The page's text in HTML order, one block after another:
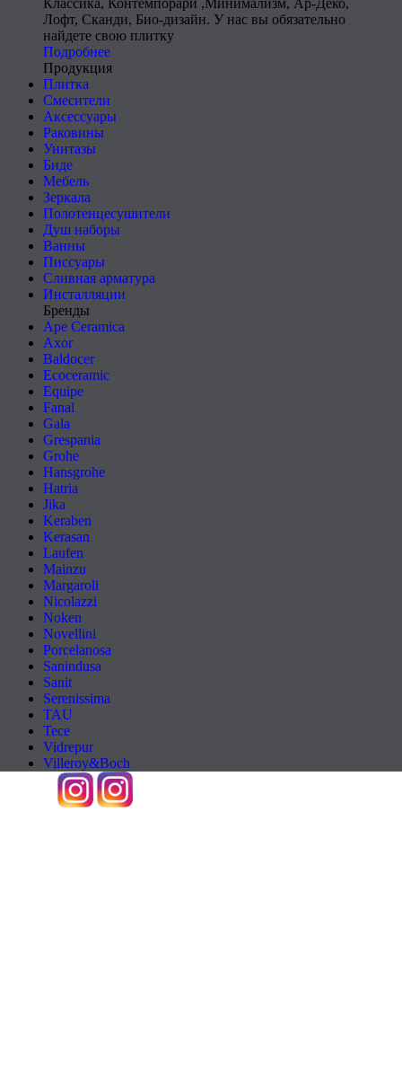
Классика, Контемпорари ,Минимализм, Ар-Деко,
Лофт, Сканди, Био-дизайн. У нас вы обязательно
найдете свою плитку
Подробнее
Продукция
Плитка
Смесители
Аксессуары
Раковины
Унитазы
Биде
Мебель
Зеркала
Полотенцесушители
Душ наборы
Ванны
Писсуары
Сливная арматура
Инсталляции
Бренды
Ape Ceramica
Axor
Baldocer
Ecoceramic
Equipe
Fanal
Gala
Grespania
Grohe
Hansgrohe
Hatria
Jika
Keraben
Kerasan
Laufen
Mainzu
Margaroli
Nicolazzi
Noken
Novellini
Porcelanosa
Sanindusa
Sanit
Serenissima
TAU
Tece
Vidrepur
Villeroy&Boch